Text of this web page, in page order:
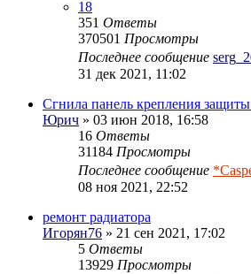
18
351 Ответы
370501 Просмотры
Последнее сообщение
31 дек 2021, 11:02
Сгнила панель крепления защиты
Юрич » 03 июн 2018, 16:58
16 Ответы
31184 Просмотры
Последнее сообщение
08 ноя 2021, 22:52
ремонт радиатора
Игорян76 » 21 сен 2021, 17:02
5 Ответы
13929 Просмотры